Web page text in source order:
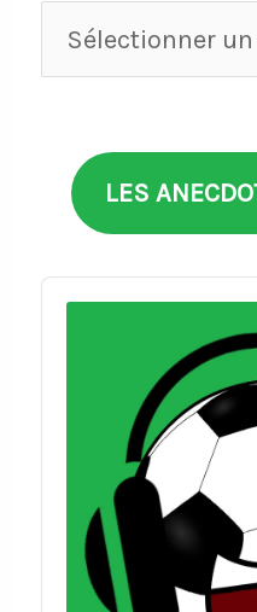
Anecdotes
par
LES
Audio
Player